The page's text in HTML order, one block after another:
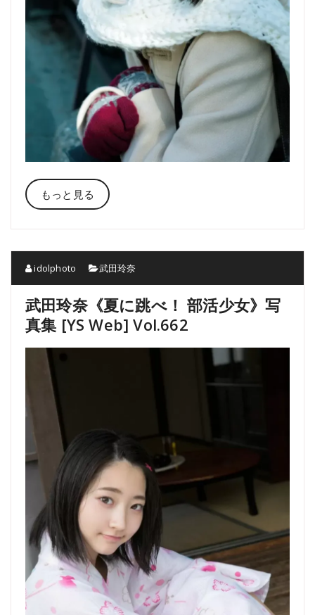
もっと見る
idolphoto 武田玲奈
武田玲奈《夏に跳べ！ 部活少女》写
真集 [YS Web] Vol.662